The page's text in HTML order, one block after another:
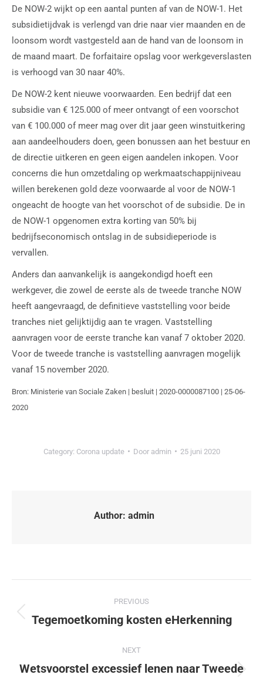
De NOW-2 wijkt op een aantal punten af van de NOW-1. Het
subsidietijdvak is verlengd van drie naar vier maanden en de
loonsom wordt vastgesteld aan de hand van de loonsom in
de maand maart. De forfaitaire opslag voor werkgeverslasten
is verhoogd van 30 naar 40%.
De NOW-2 kent nieuwe voorwaarden. Een bedrijf dat een
subsidie van € 125.000 of meer ontvangt of een voorschot
van € 100.000 of meer mag over dit jaar geen winstuitkering
aan aandeelhouders doen, geen bonussen aan het bestuur en
de directie uitkeren en geen eigen aandelen inkopen. Voor
concerns die hun omzetdaling op werkmaatschappijniveau
willen berekenen gold deze voorwaarde al voor de NOW-1
ongeacht de hoogte van het voorschot of de subsidie. De in
de NOW-1 opgenomen extra korting van 50% bij
bedrijfseconomisch ontslag in de subsidieperiode is
vervallen.
Anders dan aanvankelijk is aangekondigd hoeft een
werkgever, die zowel de eerste als de tweede tranche NOW
heeft aangevraagd, de definitieve vaststelling voor beide
tranches niet gelijktijdig aan te vragen. Vaststelling
aanvragen voor de eerste tranche kan vanaf 7 oktober 2020.
Voor de tweede tranche is vaststelling aanvragen mogelijk
vanaf 15 november 2020.
Bron: Ministerie van Sociale Zaken | besluit | 2020-0000087100 | 25-06-
2020
Category: Corona update Door admin 25 juni 2020
Author: admin
PREVIOUS
Tegemoetkoming kosten eHerkenning
NEXT
Wetsvoorstel excessief lenen naar Tweede